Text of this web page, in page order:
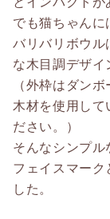
でも猫ちゃんに
バリバリボウル
な木目調デザイ
（外枠はダン
木材を使用して
ださい。）
そんなシンプ
フェイスマーク
した。